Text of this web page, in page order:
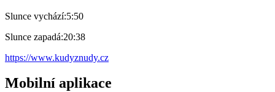
Slunce vychází:5:50
Slunce zapadá:20:38
https://www.kudyznudy.cz
Mobilní aplikace